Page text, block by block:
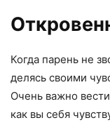
Когда парень не
делясь своими
Очень важно
как вы себя